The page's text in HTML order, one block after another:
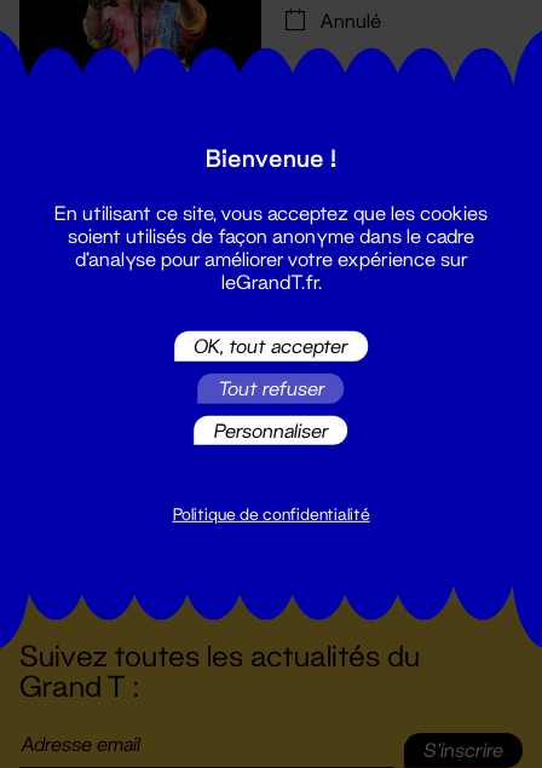
Annulé
Comment avouer
son amour quand
on ne sait pas le
19 - 22 nov. 2024
Suivez toutes les actualités du
Grand T :
S'inscrire
Bienvenue !
En utilisant ce site, vous acceptez que les cookies
soient utilisés de façon anonyme dans le cadre
d'analyse pour améliorer votre expérience sur
leGrandT.fr.
OK, tout accepter
Tout refuser
Personnaliser
Politique de confidentialité